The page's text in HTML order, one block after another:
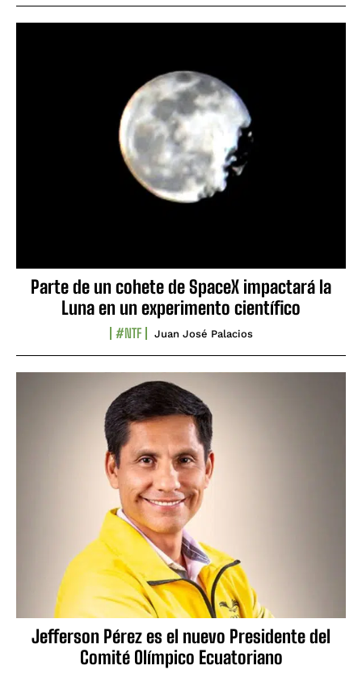
Parte de un cohete de SpaceX impactará la
Luna en un experimento científico
#NTF Juan José Palacios
Jefferson Pérez es el nuevo Presidente del
Comité Olímpico Ecuatoriano